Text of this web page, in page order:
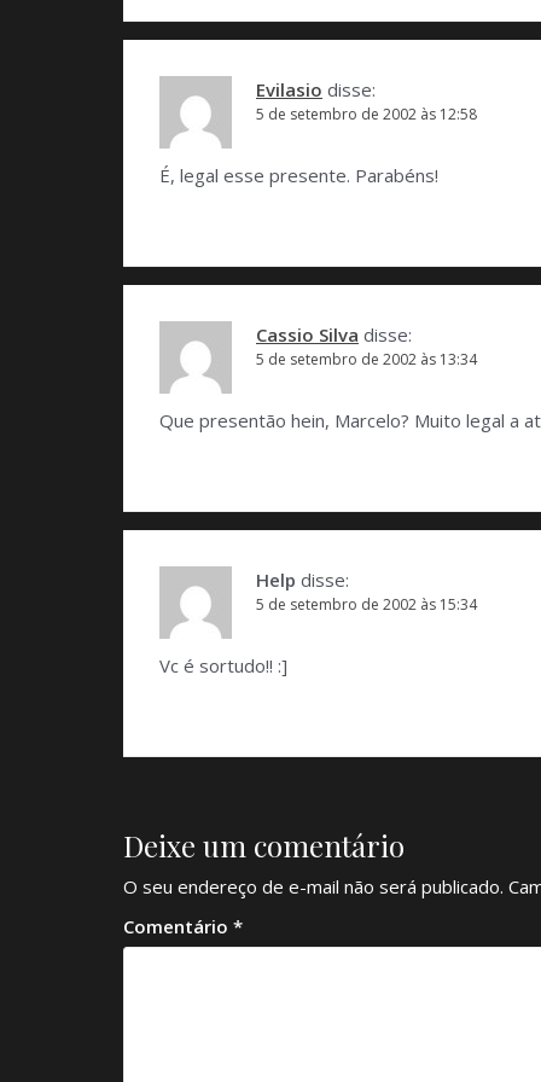
Evilasio disse:
5 de setembro de 2002 às 12:58
É, legal esse presente. Parabéns!
Cassio Silva disse:
5 de setembro de 2002 às 13:34
Que presentão hein, Marcelo? Muito legal a
Help disse:
5 de setembro de 2002 às 15:34
Vc é sortudo!! :]
Deixe um comentário
O seu endereço de e-mail não será publicado.
Comentário *